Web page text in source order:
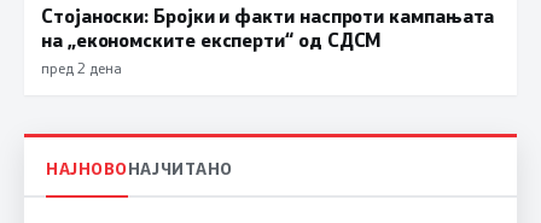
Стојаноски: Бројки и факти наспроти кампањата
на „економските експерти“ од СДСM
пред 2 дена
НАЈНОВОНАЈЧИТАНО